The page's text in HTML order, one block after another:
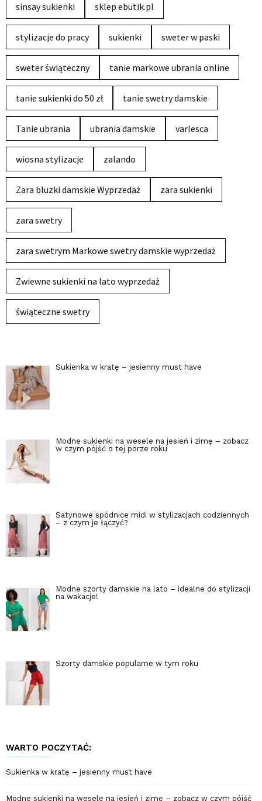
sinsay sukienki sklep ebutik.pl
stylizacje do pracy sukienki sweter w paski
sweter świąteczny tanie markowe ubrania online
tanie sukienki do 50 zł tanie swetry damskie
Tanie ubrania ubrania damskie varlesca
wiosna stylizacje zalando
Zara bluzki damskie Wyprzedaż zara sukienki
zara swetry
zara swetrym Markowe swetry damskie wyprzedaż
Zwiewne sukienki na lato wyprzedaż
świąteczne swetry
Sukienka w kratę – jesienny must have
Modne sukienki na wesele na jesień i zimę – zobacz
w czym pójść o tej porze roku
Satynowe spódnice midi w stylizacjach codziennych
– z czym je łączyć?
Modne szorty damskie na lato – idealne do stylizacji
na wakacje!
Szorty damskie popularne w tym roku
WARTO POCZYTAĆ:
Sukienka w kratę – jesienny must have
Modne sukienki na wesele na jesień i zimę – zobacz w czym pójść